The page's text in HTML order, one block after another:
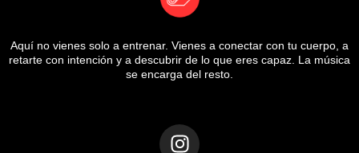
Aquí no vienes solo a entrenar. Vienes a conectar con tu cuerpo, a
retarte con intención y a descubrir de lo que eres capaz. La música
se encarga del resto.